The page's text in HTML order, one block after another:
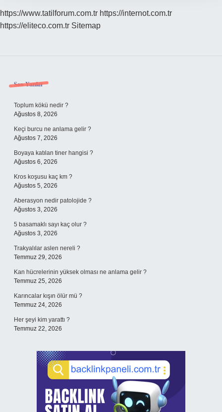
https://www.tatilforum.com.tr https://internot.com.tr
https://eliteco.com.tr Sitemap
Sidebar
Son Yazılar
Toplum kökü nedir ?
Ağustos 8, 2026
Keçi burcu ne anlama gelir ?
Ağustos 7, 2026
Boyaya katılan tiner hangisi ?
Ağustos 6, 2026
Kros koşusu kaç km ?
Ağustos 5, 2026
Aberasyon nedir patolojide ?
Ağustos 3, 2026
5 basamaklı sayı kaç olur ?
Ağustos 3, 2026
Trakyalılar aslen nereli ?
Temmuz 29, 2026
Kan hücrelerinin yüksek olması ne anlama gelir ?
Temmuz 25, 2026
Karıncalar kışın ölür mü ?
Temmuz 24, 2026
Her şeyi kim yarattı ?
Temmuz 22, 2026